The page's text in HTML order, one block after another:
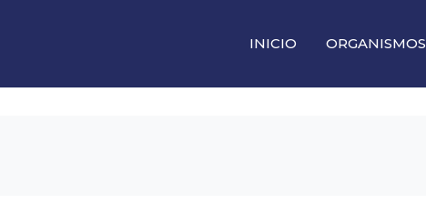
INICIO ORGANISMOS